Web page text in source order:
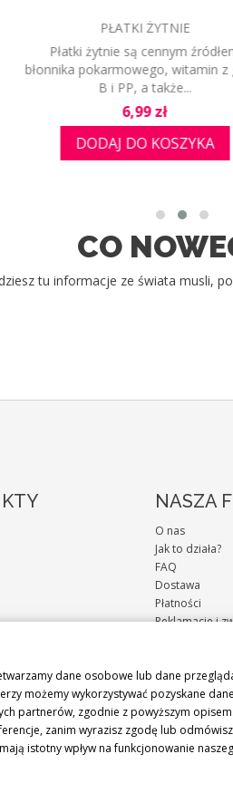
MUSLI CLASSIC
mix musli w najlepszym
Podstawa większości
mieszanek musli na...
DODAJ DO KOSZYKA
CO
tu informacje ze świata musli,
NASZA
O nas
Jak to działa?
FAQ
Dostawa
Płatności
Reklamacje i
Polityka
Kontakt
dane osobowe lub dane
możemy wykorzystywać pozyskane
partnerów, zgodnie z powyższym
zanim wyrazisz zgodę lub
istotny wpływ na funkcjonowanieFacebook